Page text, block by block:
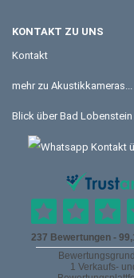
KONTAKT ZU UNS
Kontakt
mehr zu Akustikkameras...
Blick über Bad Lobenstein